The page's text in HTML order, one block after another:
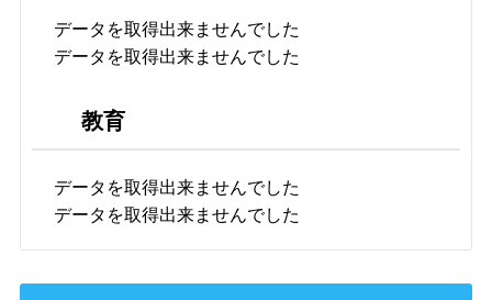
データを取得出来ませんでした
データを取得出来ませんでした
教育
データを取得出来ませんでした
データを取得出来ませんでした